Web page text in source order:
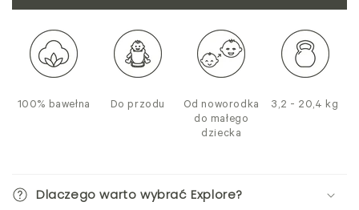
100% bawełna Do przodu
Od noworodka
do małego
dziecka
3,2 - 20,4 kg
Dlaczego warto wybrać Explore?